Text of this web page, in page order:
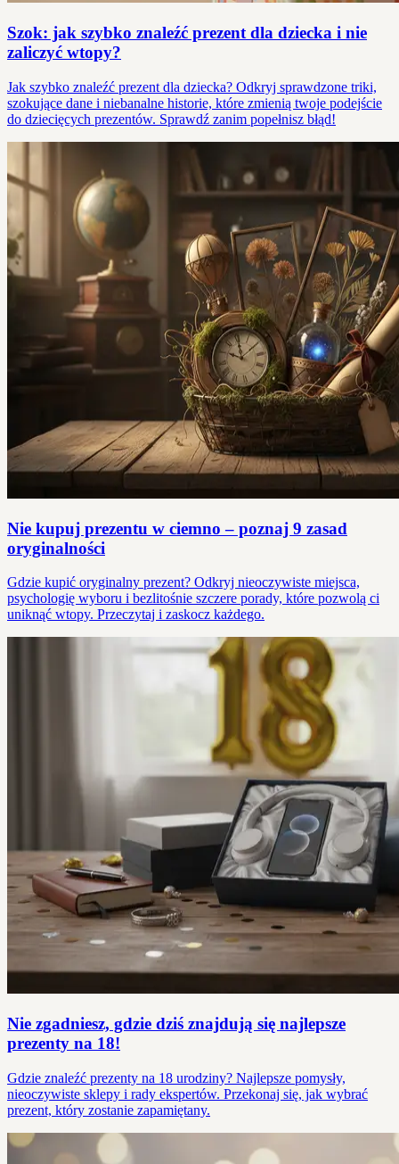
Szok: jak szybko znaleźć prezent dla dziecka i nie
zaliczyć wtopy?
Jak szybko znaleźć prezent dla dziecka? Odkryj sprawdzone triki,
szokujące dane i niebanalne historie, które zmienią twoje podejście
do dziecięcych prezentów. Sprawdź zanim popełnisz błąd!
Nie kupuj prezentu w ciemno – poznaj 9 zasad
oryginalności
Gdzie kupić oryginalny prezent? Odkryj nieoczywiste miejsca,
psychologię wyboru i bezlitośnie szczere porady, które pozwolą ci
uniknąć wtopy. Przeczytaj i zaskocz każdego.
Nie zgadniesz, gdzie dziś znajdują się najlepsze
prezenty na 18!
Gdzie znaleźć prezenty na 18 urodziny? Najlepsze pomysły,
nieoczywiste sklepy i rady ekspertów. Przekonaj się, jak wybrać
prezent, który zostanie zapamiętany.